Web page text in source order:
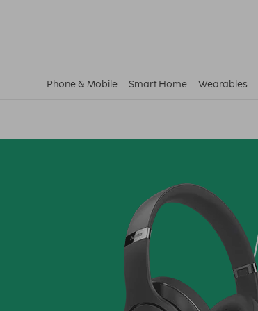
Phone & Mobile Smart Home Wearables